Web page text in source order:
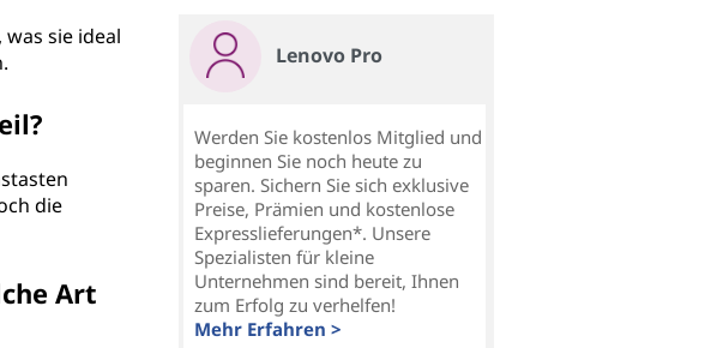
sie ideal
die
Art
Lenovo Pro
Werden Sie kostenlos Mitglied und
beginnen Sie noch heute zu
sparen. Sichern Sie sich exklusive
Preise, Prämien und kostenlose
Expresslieferungen*. Unsere
Spezialisten für kleine
Unternehmen sind bereit, Ihnen
zum Erfolg zu verhelfen!
Mehr Erfahren >